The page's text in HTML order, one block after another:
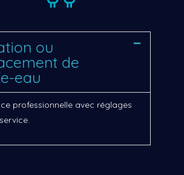
ou
de
eau
professionnelle avec réglages